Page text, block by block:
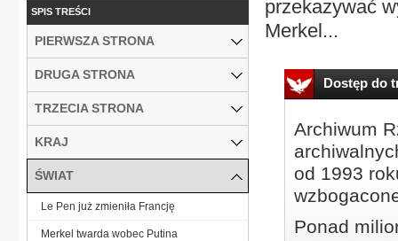
przekazywać
Merkel...
Dostęp do
Archiwum
od 1993
Ponad
SPIS TREŚCI
PIERWSZA STRONA
DRUGA STRONA
TRZECIA STRONA
KRAJ
ŚWIAT
Le Pen już zmieniła Francję
Merkel twarda wobec Putina